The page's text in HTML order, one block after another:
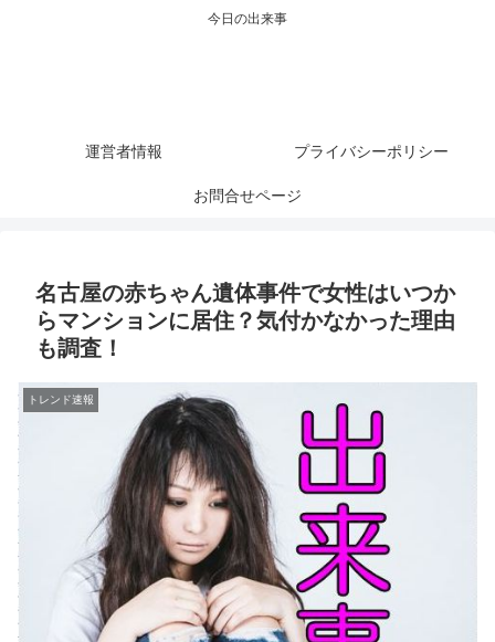
今日の出来事
運営者情報 プライバシーポリシー
お問合せページ
名古屋の赤ちゃん遺体事件で女性はいつか
らマンションに居住？気付かなかった理由
も調査！
トレンド速報